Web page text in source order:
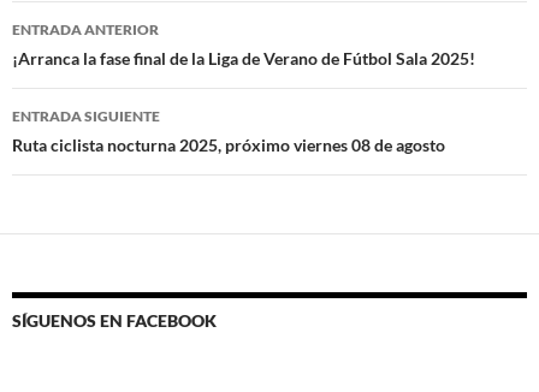
Navegación
de
entradas
ENTRADA ANTERIOR
¡Arranca la fase final de la Liga de Verano de Fútbol Sala 2025!
ENTRADA SIGUIENTE
Ruta ciclista nocturna 2025, próximo viernes 08 de agosto
SÍGUENOS EN FACEBOOK